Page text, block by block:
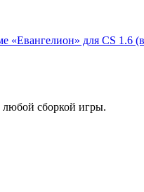
любой сборкой игры.